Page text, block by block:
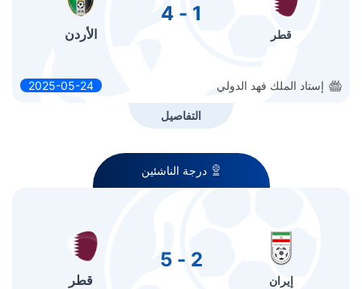
قطر
1 - 4
الأردن
إستاد الملك فهد الدولي 2025-05-24
التفاصيل
درجة الناشئين
إيران
2 - 5
قطر